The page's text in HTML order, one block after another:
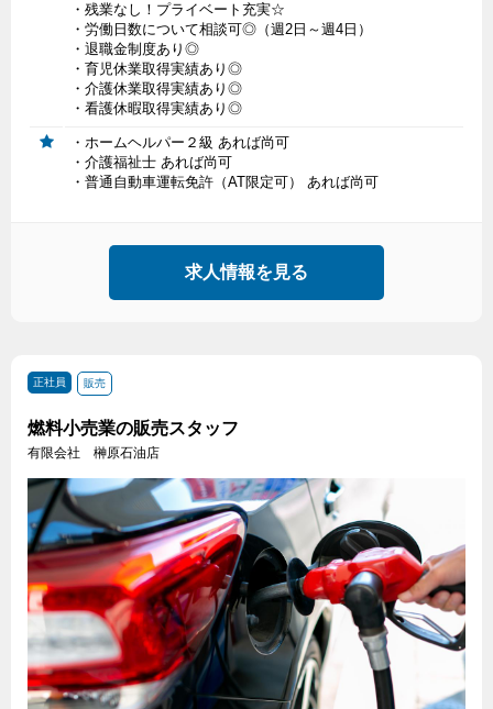
・残業なし！プライベート充実☆
・労働日数について相談可◎（週2日～週4日）
・退職金制度あり◎
・育児休業取得実績あり◎
・介護休業取得実績あり◎
・看護休暇取得実績あり◎
・ホームヘルパー２級 あれば尚可
・介護福祉士 あれば尚可
・普通自動車運転免許（AT限定可） あれば尚可
求人情報を見る
正社員 販売
燃料小売業の販売スタッフ
有限会社 榊原石油店